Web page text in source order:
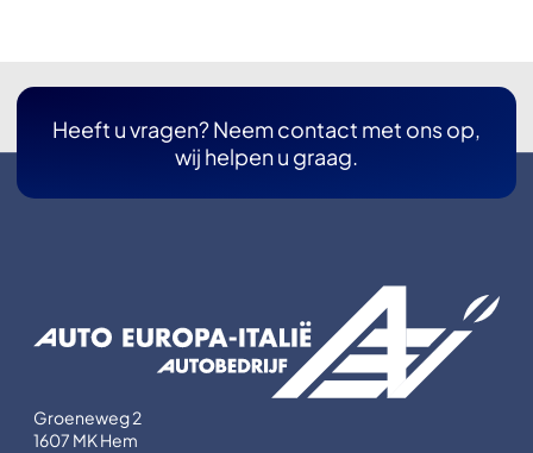
Heeft u vragen? Neem contact met ons op,
wij helpen u graag.
Groeneweg 2
1607 MK Hem